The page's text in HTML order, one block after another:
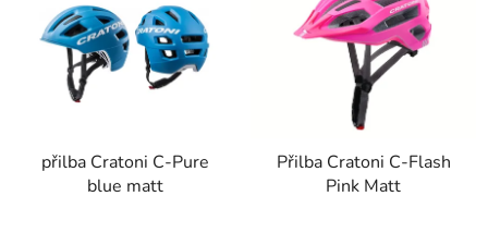
přilba Cratoni C-Pure
blue matt
Přilba Cratoni C-Flash
Pink Matt